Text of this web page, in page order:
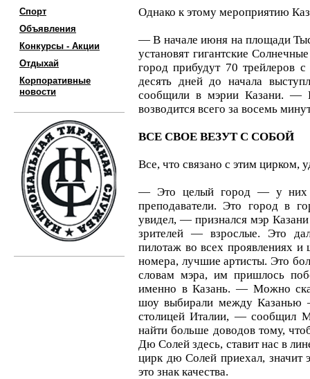
Спорт
Объявления
Конкурсы - Акции
Отдыхай
Корпоративные
новости
Однако к этому мероприятию
— В начале июня на площади
установят гигантские
город прибудут 70 трейлеров
десять дней до начала
сообщили в мэрии Казани. —
возводится всего за восемь
ВСЕ СВОЕ ВЕЗУТ С СОБОЙ
Все, что связано с этим цирком,
— Это целый город — у них
преподаватели. Это город в
увидел, — признался мэр
зрителей — взрослые. Это
пилотаж во всех проявлениях
номера, лучшие артисты. Это
словам мэра, им пришлось
именно в Казань. — Можно
шоу выбирали между Казанью
столицей Италии, — сообщил
найти больше доводов тому,
Дю Солей здесь, ставит нас в
цирк дю Солей приехал, значит
это знак качества.